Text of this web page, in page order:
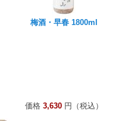
梅酒・早春 1800ml
価格 3,630円（税込）